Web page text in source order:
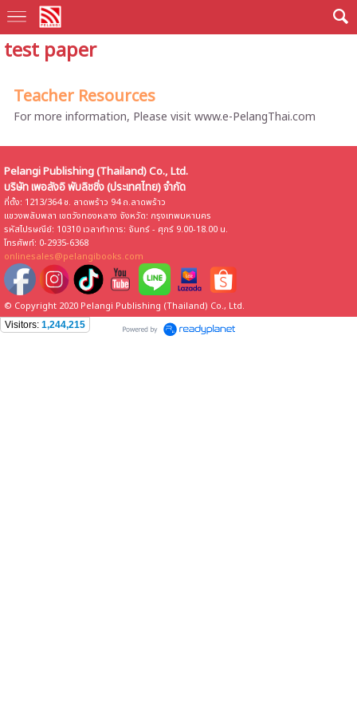
test paper
Teacher Resources
For more information, Please visit www.e-PelangThai.com
Pelangi Publishing (Thailand) Co., Ltd.
บริษัท เพอลังอิ พับลิชชิ่ง (ประเทศไทย) จำกัด
ที่ตั้ง: 1213/364 ซ. ลาดพร้าว 94 ถ.ลาดพร้าว
แขวงพลับพลา เขตวังทองหลาง จังหวัด: กรุงเทพมหานคร
รหัสไปรษณีย์: 10310 เวลาทำการ: จันทร์ - ศุกร์ 9.00-18.00 น.
โทรศัพท์: 0-2935-6368
onlinesales@pelangibooks.com
© Copyright 2020 Pelangi Publishing (Thailand) Co., Ltd.
Visitors: 1,244,215